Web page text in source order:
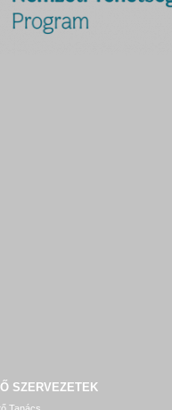
SZERVEZETEK